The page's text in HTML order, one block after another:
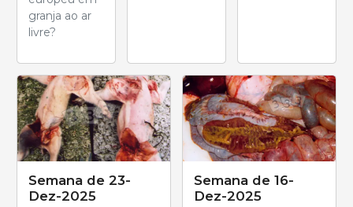
granja ao ar
livre?
Semana de 23-
Dez-2025
Semana de 16-
Dez-2025